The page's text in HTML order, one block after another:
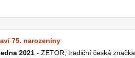
75. narozeniny
2021 - ZETOR, tradiční česká značka